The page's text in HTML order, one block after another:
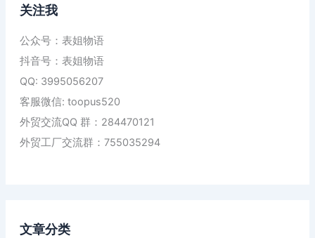
关注我
公众号：表姐物语
抖音号：表姐物语
QQ: 3995056207
客服微信: toopus520
外贸交流QQ 群：284470121
外贸工厂交流群：755035294
文章分类